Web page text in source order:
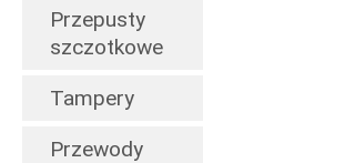
Przepusty
szczotkowe
Tampery
Przewody